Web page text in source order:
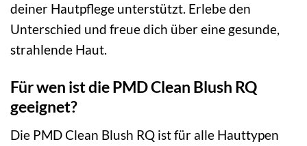
deiner Hautpflege unterstützt. Erlebe den
Unterschied und freue dich über eine gesunde,
strahlende Haut.
Für wen ist die PMD Clean Blush RQ
geeignet?
Die PMD Clean Blush RQ ist für alle Hauttypen